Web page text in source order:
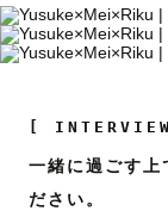
[
一緒に過ごす上
ださい。